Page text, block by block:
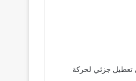
تعطيل جزئي لحركة